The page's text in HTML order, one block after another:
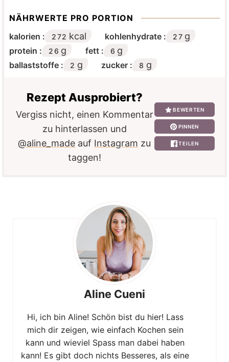
NÄHRWERTE PRO PORTION
kalorien :
272 kcal kohlenhydrate : 27 g
protein : 26 g fett : 6 g
ballaststoffe : 2 g zucker : 8 g
Rezept Ausprobiert?
Vergiss nicht, einen Kommentar
zu hinterlassen und
@aline_made auf Instagram zu
taggen!
BEWERTEN
PINNEN
TEILEN
Aline Cueni
Hi, ich bin Aline! Schön bist du hier! Lass
mich dir zeigen, wie einfach Kochen sein
kann und wieviel Spass man dabei haben
kann! Es gibt doch nichts Besseres, als eine